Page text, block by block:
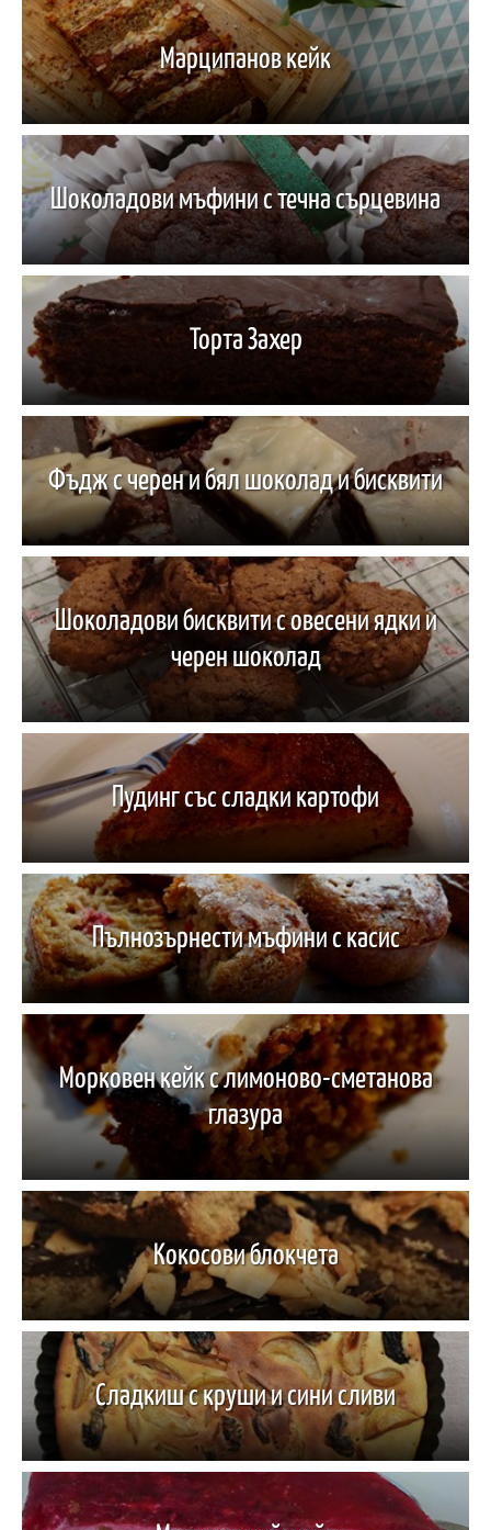
Марципанов кейк
Шоколадови мъфини с течна сърцевина
Торта Захер
Фъдж с черен и бял шоколад и бисквити
Шоколадови бисквити с овесени ядки и
черен шоколад
Пудинг със сладки картофи
Пълнозърнести мъфини с касис
Морковен кейк с лимоново-сметанова
глазура
Кокосови блокчета
Сладкиш с круши и сини сливи